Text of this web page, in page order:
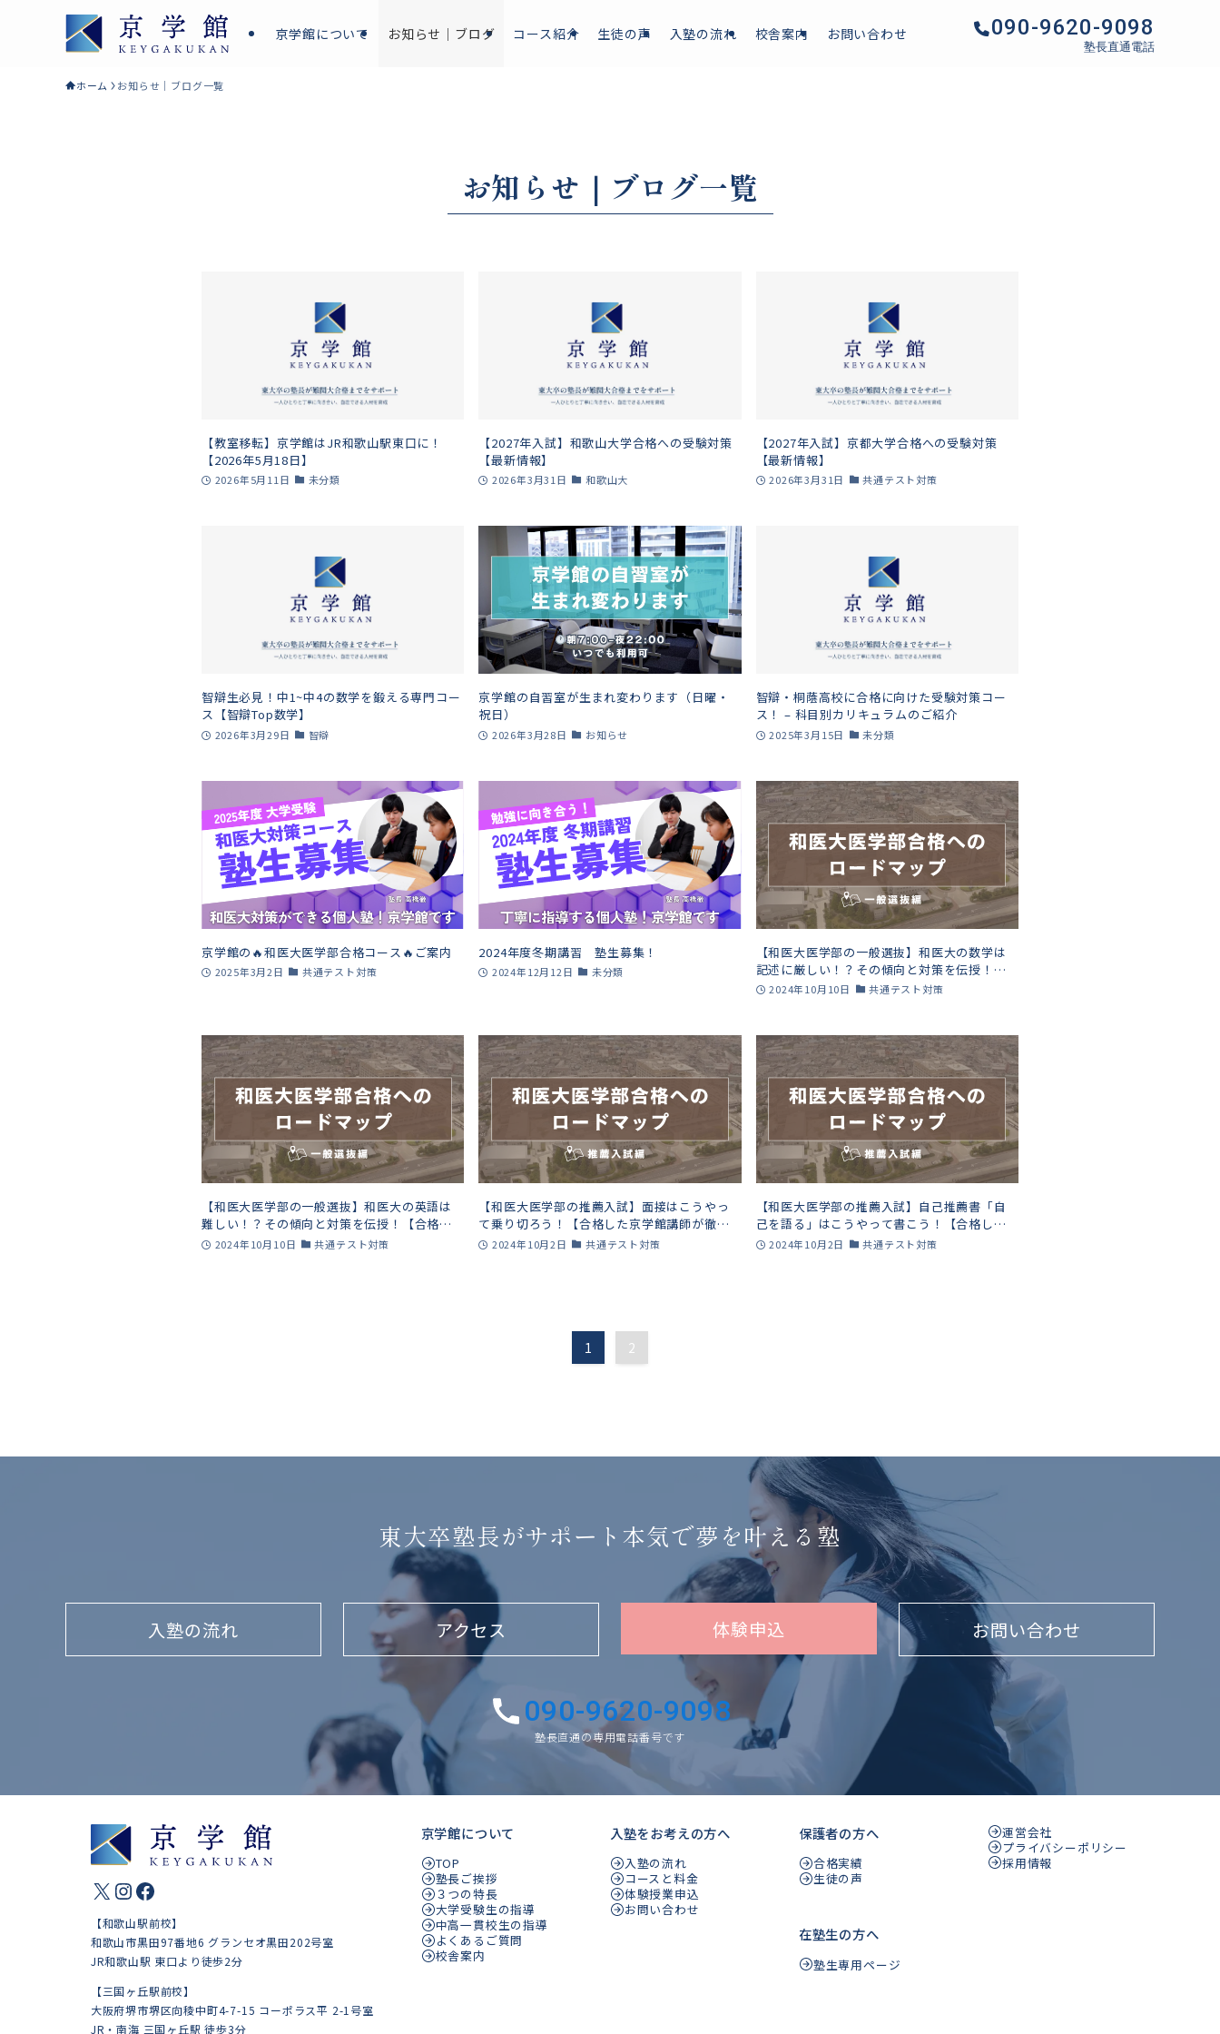
京学館について お知らせ｜ブログ コース紹介 生徒の声 入塾の流れ 校舎案内 お問い合わせ 090-9620-9098
塾長直通電話
ホーム お知らせ｜ブログ一覧
お知らせ｜ブログ一覧
【教室移転】京学館はJR和歌山駅東口に！
【2026年5月18日】
2026年5月11日 未分類
【2027年入試】和歌山大学合格への受験対策
【最新情報】
2026年3月31日 和歌山大
【2027年入試】京都大学合格への受験対策
【最新情報】
2026年3月31日 共通テスト対策
智辯生必見！中1~中4の数学を鍛える専門コー
ス【智辯Top数学】
2026年3月29日 智辯
京学館の自習室が生まれ変わります（日曜・
祝日）
2026年3月28日 お知らせ
智辯・桐蔭高校に合格に向けた受験対策コー
ス！ – 科目別カリキュラムのご紹介
2025年3月15日 未分類
京学館の🔥和医大医学部合格コース🔥ご案内
2025年3月2日 共通テスト対策
2024年度冬期講習 塾生募集！
2024年12月12日 未分類
【和医大医学部の一般選抜】和医大の数学は
記述に厳しい！？その傾向と対策を伝授！
【合格した京学館講師が徹底解説！】
2024年10月10日 共通テスト対策
【和医大医学部の一般選抜】和医大の英語は
難しい！？その傾向と対策を伝授！【合格し
た京学館講師が徹底解説！】
2024年10月10日 共通テスト対策
【和医大医学部の推薦入試】面接はこうやっ
て乗り切ろう！【合格した京学館講師が徹底
解説！】
2024年10月2日 共通テスト対策
【和医大医学部の推薦入試】自己推薦書「自
己を語る」はこうやって書こう！【合格した
京学館講師が徹底解説！】
2024年10月2日 共通テスト対策
1 2
東大卒塾長がサポート 本気で夢を叶える塾
入塾の流れ アクセス 体験申込 お問い合わせ
090-9620-9098
塾長直通の専用電話番号です
X Instagram
Facebook
【和歌山駅前校】
和歌山市黒田97番地6 グランセオ黒田202号室
JR和歌山駅 東口より徒歩2分
【三国ヶ丘駅前校】
大阪府堺市堺区向稜中町4-7-15 コーポラス平 2-1号室
JR・南海 三国ヶ丘駅 徒歩3分
京学館について
TOP
塾長ご挨拶
３つの特長
大学受験生の指導
中高一貫校生の指導
よくあるご質問
校舎案内
入塾をお考えの方へ
入塾の流れ
コースと料金
体験授業申込
お問い合わせ
保護者の方へ
合格実績
生徒の声
在塾生の方へ
塾生専用ページ
運営会社
プライバシーポリシー
採用情報